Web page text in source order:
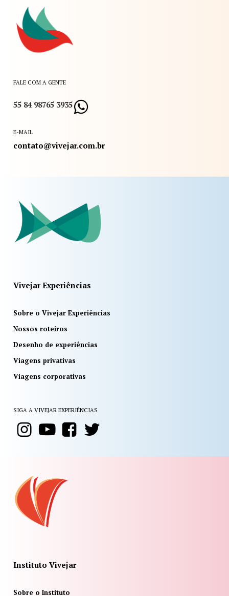
FALE COM A GENTE
55 84 98765 3935
E-MAIL
contato@vivejar.com.br
Vivejar Experiências
Sobre o Vivejar Experiências
Nossos roteiros
Desenho de experiências
Viagens privativas
Viagens corporativas
SIGA A VIVEJAR EXPERIÊNCIAS
Instituto Vivejar
Sobre o Instituto